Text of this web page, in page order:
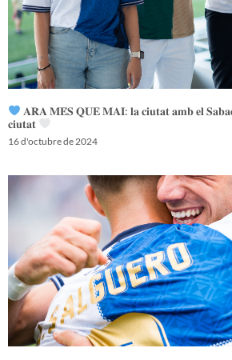
𝐀𝐑𝐀 𝐌𝐄́𝐒 𝐐𝐔𝐄 𝐌𝐀𝐈: 𝐥𝐚 𝐜𝐢𝐮𝐭𝐚𝐭 𝐚𝐦𝐛 𝐞𝐥
𝐜𝐢𝐮𝐭𝐚𝐭
16 d'octubre de 2024